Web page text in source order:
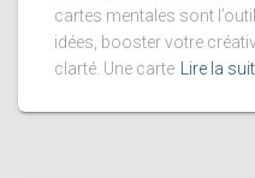
cartes mentales sont
idées, booster votre
clarté. Une carte
Lire la